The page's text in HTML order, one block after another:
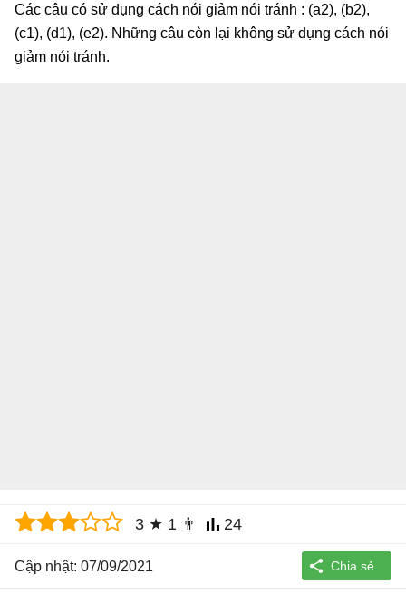
Các câu có sử dụng cách nói giảm nói tránh : (a2), (b2),
(c1), (d1), (e2). Những câu còn lại không sử dụng cách nói
giảm nói tránh.
3 ★ 1 👨 24
Cập nhật: 07/09/2021